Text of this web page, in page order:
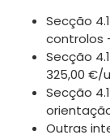
Secção
controlos
Secção
325,00 €/
Secção
Outras